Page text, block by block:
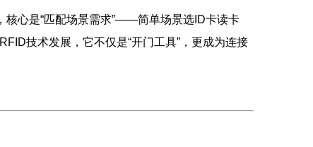
核心是“匹配场景需求”——简单场景选ID卡读卡
技术发展，它不仅是“开门工具”，更成为连接